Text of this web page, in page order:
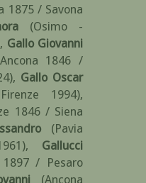
1875 / Savona
(Osimo -
, Gallo Giovanni
1846 /
, Gallo Oscar
1994),
1846 / Siena
(Pavia
, Gallucci
1897 / Pesaro
(Ancona